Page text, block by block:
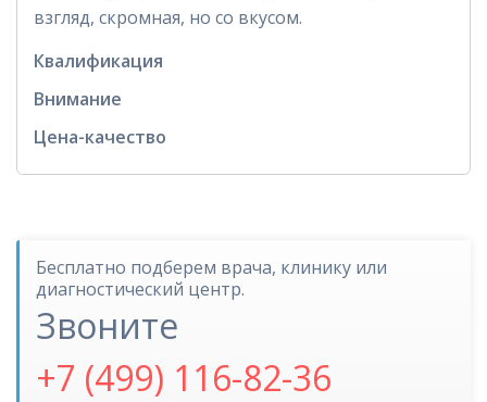
взгляд, скромная, но со вкусом.
Квалификация
Внимание
Цена-качество
Бесплатно подберем врача, клинику или
диагностический центр.
Звоните
+7 (499) 116-82-36